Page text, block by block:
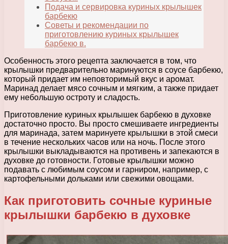
Подача и сервировка куриных крылышек
барбекю
Советы и рекомендации по
приготовлению куриных крылышек
барбекю в.
Особенность этого рецепта заключается в том, что
крылышки предварительно маринуются в соусе барбекю,
который придает им неповторимый вкус и аромат.
Маринад делает мясо сочным и мягким, а также придает
ему небольшую остроту и сладость.
Приготовление куриных крылышек барбекю в духовке
достаточно просто. Вы просто смешиваете ингредиенты
для маринада, затем маринуете крылышки в этой смеси
в течение нескольких часов или на ночь. После этого
крылышки выкладываются на противень и запекаются в
духовке до готовности. Готовые крылышки можно
подавать с любимым соусом и гарниром, например, с
картофельными дольками или свежими овощами.
Как приготовить сочные куриные
крылышки барбекю в духовке